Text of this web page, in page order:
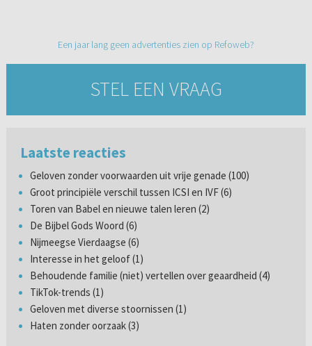
Een jaar lang geen advertenties zien op Refoweb?
STEL EEN VRAAG
Laatste reacties
Geloven zonder voorwaarden uit vrije genade (100)
Groot principiële verschil tussen ICSI en IVF (6)
Toren van Babel en nieuwe talen leren (2)
De Bijbel Gods Woord (6)
Nijmeegse Vierdaagse (6)
Interesse in het geloof (1)
Behoudende familie (niet) vertellen over geaardheid (4)
TikTok-trends (1)
Geloven met diverse stoornissen (1)
Haten zonder oorzaak (3)